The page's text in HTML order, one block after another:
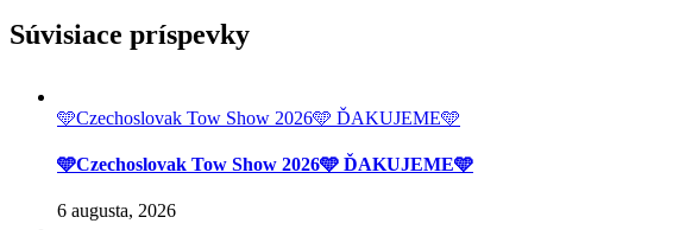
Súvisiace príspevky
🩵Czechoslovak Tow Show 2026🩵 ĎAKUJEME🩵
🩵Czechoslovak Tow Show 2026🩵 ĎAKUJEME🩵
6 augusta, 2026